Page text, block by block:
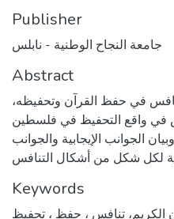
Publisher
جامعة النجاح الوطنية - نابلس
Abstract
في حفظ القرآن وتحفيظه،
في واقع التحفيظ في فلسطين.
الجوانب الإيجابية والجوانب
Keywords
الكريم، تنافس ، حفظ ، تحفيظ